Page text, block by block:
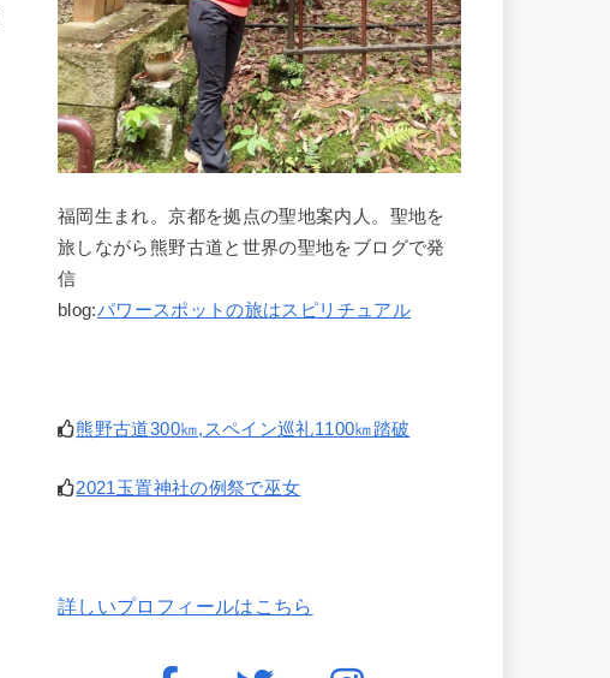
福岡生まれ。京都を拠点の聖地案内人。聖地を
旅しながら熊野古道と世界の聖地をブログで発
信
blog:パワースポットの旅はスピリチュアル
熊野古道300㎞,スペイン巡礼1100㎞踏破
2021玉置神社の例祭で巫女
詳しいプロフィールはこちら